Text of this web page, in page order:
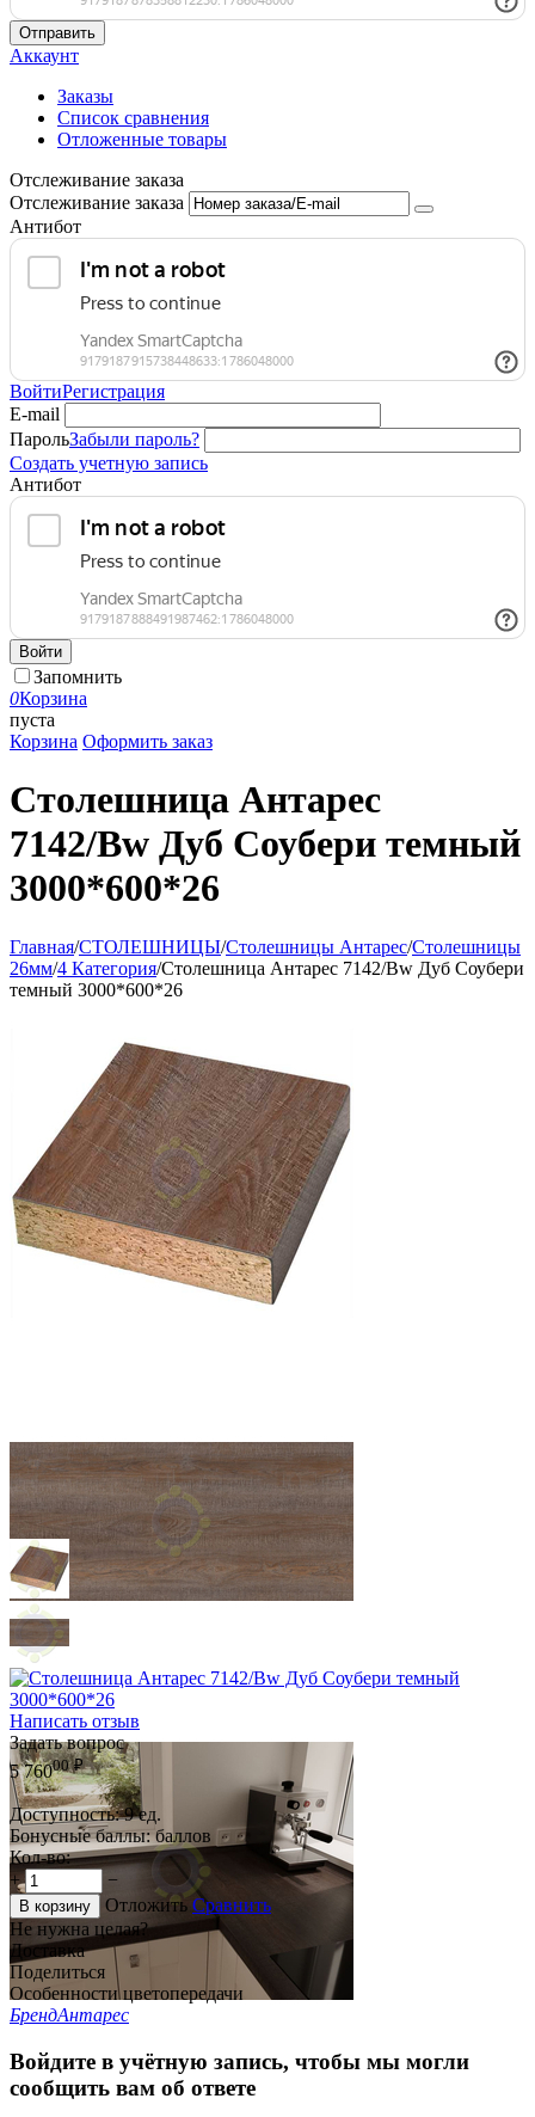
Отправить
Аккаунт
Заказы
Список сравнения
Отложенные товары
Отслеживание заказа
Отслеживание заказа
Антибот
ВойтиРегистрация
E-mail
ПарольЗабыли пароль?
Создать учетную запись
Антибот
Войти
Запомнить
0Корзина
пуста
Корзина Оформить заказ
Столешница Антарес
7142/Bw Дуб Соубери темный
3000*600*26
Главная/СТОЛЕШНИЦЫ/Столешницы Антарес/Столешницы
26мм/4 Категория/Столешница Антарес 7142/Bw Дуб Соубери
темный 3000*600*26
Написать отзыв
Задать вопрос
5 76000 ₽
Доступность: 9 ед.
Бонусные баллы: баллов
Кол-во:
+
−
В корзину Отложить Сравнить
Не нужна целая?
Доставка
Поделиться
Особенности цветопередачи
БрендАнтарес
Войдите в учётную запись, чтобы мы могли
сообщить вам об ответе